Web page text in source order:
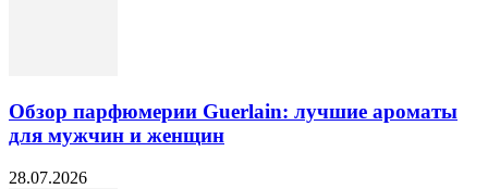
Обзор парфюмерии Guerlain: лучшие ароматы
для мужчин и женщин
28.07.2026